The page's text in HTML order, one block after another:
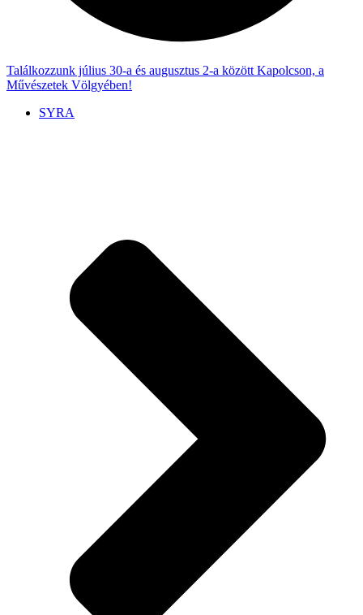
Találkozzunk július 30-a és augusztus 2-a között Kapolcson, a
Művészetek Völgyében!
SYRA